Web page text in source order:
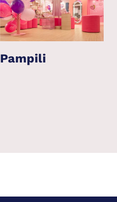
Pampili